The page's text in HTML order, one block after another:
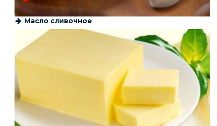
Масло сливочное